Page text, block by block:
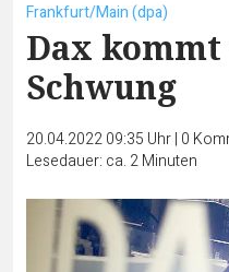
Frankfurt/Main (dpa)
Dax
Schwung
20.04.2022 09:35 Uhr| 0
Lesedauer: ca. 2 Minuten